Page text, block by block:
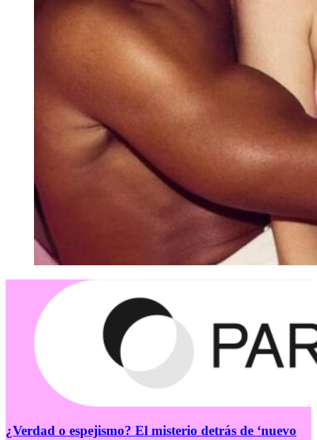
¿Verdad o espejismo? El misterio detrás de ‘nuevo